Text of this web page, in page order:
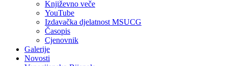
Književno veče
YouTube
Izdavačka djelatnost MSUCG
Časopis
Cjenovnik
Galerije
Novosti